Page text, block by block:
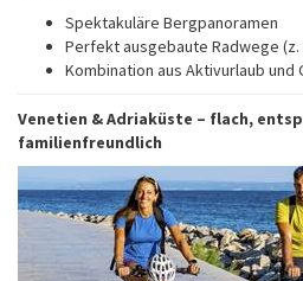
Spektakuläre Bergpanoramen
Perfekt ausgebaute Radwege (z.
Kombination aus Aktivurlaub und
Venetien & Adriaküste – flach,
familienfreundlich